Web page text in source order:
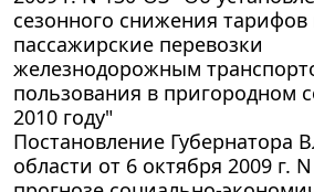
сезонного снижения тарифов
пассажирские перевозки
железнодорожным
пользования в пригородном
2010 году"
Постановление Губернатора
области от 6 октября 2009 г.